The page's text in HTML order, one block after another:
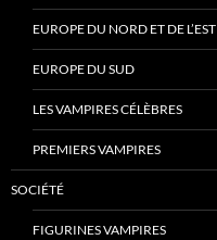
EUROPE DU NORD ET DE L’EST
EUROPE DU SUD
LES VAMPIRES CÉLÈBRES
PREMIERS VAMPIRES
SOCIÉTÉ
FIGURINES VAMPIRES